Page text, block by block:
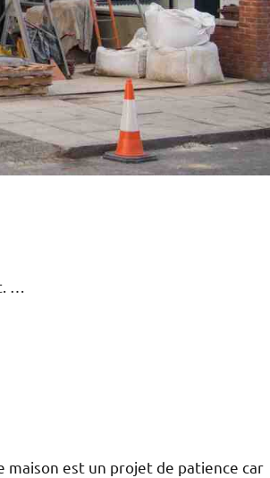
…
maison est un projet de patience car